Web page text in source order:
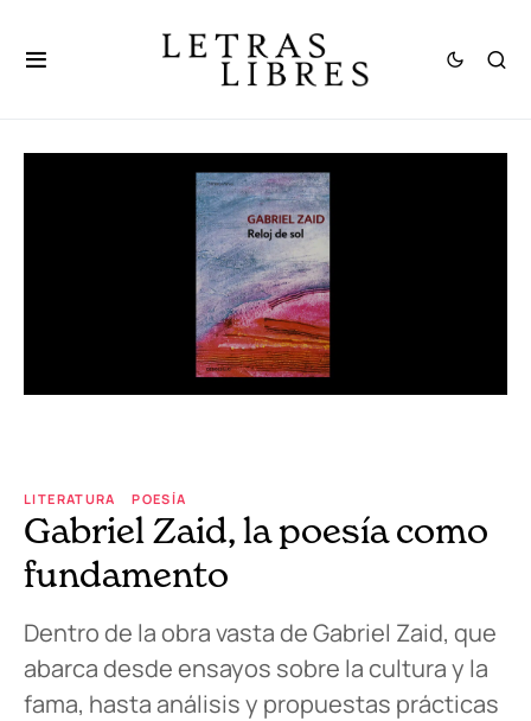
LITERATURA POESÍA
Gabriel Zaid, la poesía como
fundamento
Dentro de la obra vasta de Gabriel Zaid, que
abarca desde ensayos sobre la cultura y la
fama, hasta análisis y propuestas prácticas